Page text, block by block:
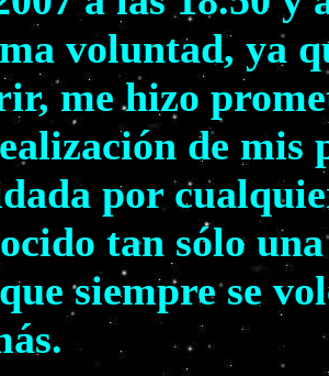
voluntad, ya
me hizo
de mis
por
tan sólo
siempre se